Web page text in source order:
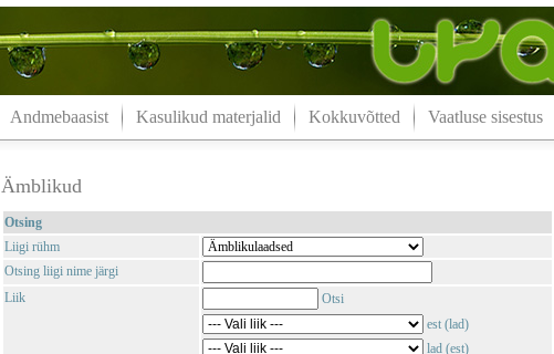
Andmebaasist Kasulikud materjalid Kokkuvõtted Vaatluse sisestus
Ämblikud
Otsing
Liigi rühm
Otsing liigi nime järgi
Liik
Otsi
est (lad)
lad (est)